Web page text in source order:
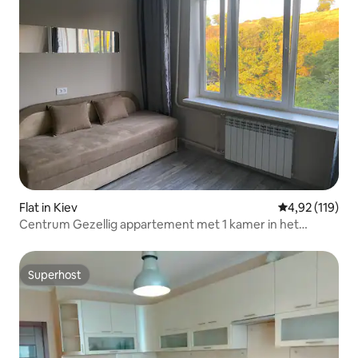
Flat in Kiev Gemiddelde
4,92 (119)
Centrum Gezellig appartement met 1 kamer in het
Superhost
Superhost